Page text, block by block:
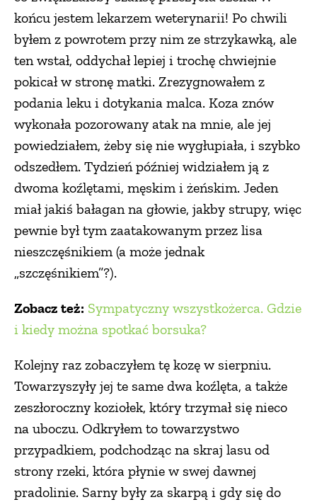
końcu jestem lekarzem weterynarii! Po chwili
byłem z powrotem przy nim ze strzykawką, ale
ten wstał, oddychał lepiej i trochę chwiejnie
pokicał w stronę matki. Zrezygnowałem z
podania leku i dotykania malca. Koza znów
wykonała pozorowany atak na mnie, ale jej
powiedziałem, żeby się nie wygłupiała, i szybko
odszedłem. Tydzień później widziałem ją z
dwoma koźlętami, męskim i żeńskim. Jeden
miał jakiś bałagan na głowie, jakby strupy, więc
pewnie był tym zaatakowanym przez lisa
nieszczęśnikiem (a może jednak
„szczęśnikiem”?).
Zobacz też: Sympatyczny wszystkożerca. Gdzie
i kiedy można spotkać borsuka?
Kolejny raz zobaczyłem tę kozę w sierpniu.
Towarzyszyły jej te same dwa koźlęta, a także
zeszłoroczny koziołek, który trzymał się nieco
na uboczu. Odkryłem to towarzystwo
przypadkiem, podchodząc na skraj lasu od
strony rzeki, która płynie w swej dawnej
pradolinie. Sarny były za skarpą i gdy się do